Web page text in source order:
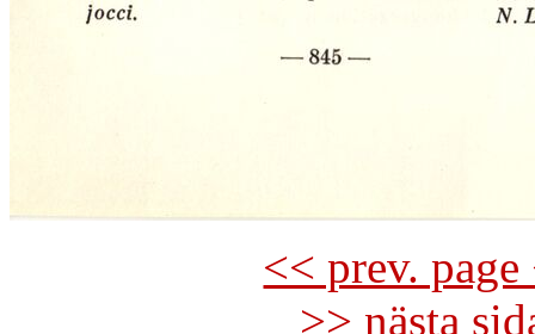
<< prev.
>> nästa